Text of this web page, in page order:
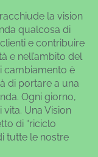
la vision
qualcosa di
e contribuire
e nell’ambito del
cambiamento è
di portare a una
Ogni giorno,
Una Vision
di “riciclo
tutte le nostre